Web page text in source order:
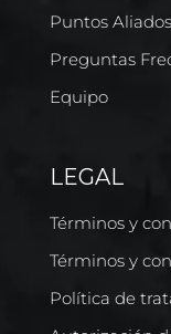
Puntos Aliados
Preguntas
Equipo
LEGAL
Términos y
Términos y
Política de